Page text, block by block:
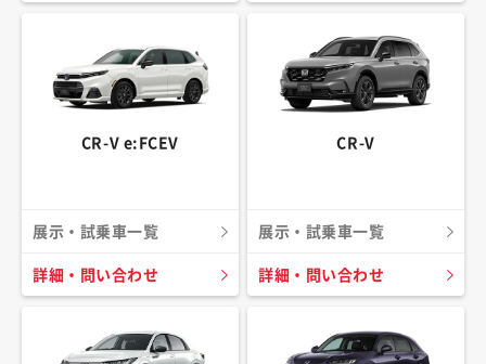
CR-V e:FCEV
展示・試乗車一覧
詳細・問い合わせ
CR-V
展示・試乗車一覧
詳細・問い合わせ